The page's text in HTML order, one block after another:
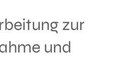
zur
und